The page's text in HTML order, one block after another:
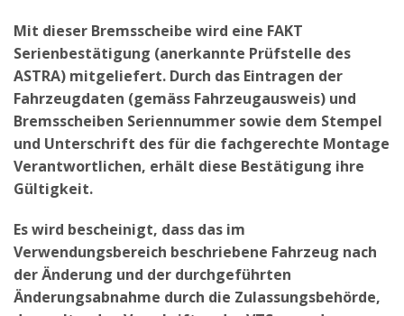
Mit dieser Bremsscheibe wird eine FAKT
Serienbestätigung (anerkannte Prüfstelle des
ASTRA) mitgeliefert. Durch das Eintragen der
Fahrzeugdaten (gemäss Fahrzeugausweis) und
Bremsscheiben Seriennummer sowie dem Stempel
und Unterschrift des für die fachgerechte Montage
Verantwortlichen, erhält diese Bestätigung ihre
Gültigkeit.
Es wird bescheinigt, dass das im
Verwendungsbereich beschriebene Fahrzeug nach
der Änderung und der durchgeführten
Änderungsabnahme durch die Zulassungsbehörde,